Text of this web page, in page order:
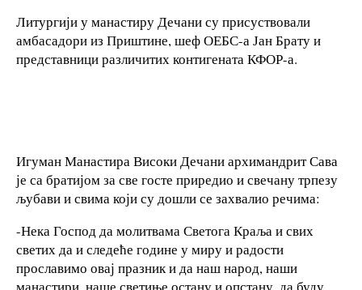
Литургији у манастиру Дечани су присуствовали
амбасадори из Приштине, шеф ОЕБС-а Јан Брату и
представници различитих контигената КФОР-а.
Игуман Манастира Високи Дечани архимандрит Сава
је са братијом за све госте приредио и свечану трпезу
љубави и свима који су дошли се захвалио речима:
-Нека Господ да молитвама Светога Краља и свих
светих да и следеће године у миру и радости
прославимо овај празник и да наш народ, наши
манастири, наше светиње остану и опстану, да буду